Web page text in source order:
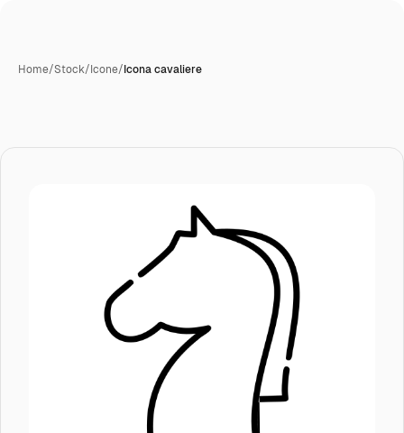
Home/Stock/Icone/Icona cavaliere